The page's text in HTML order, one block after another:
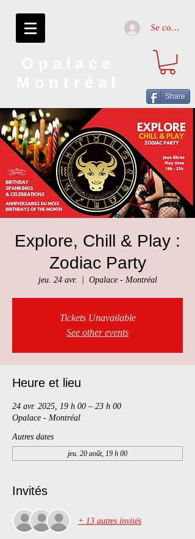
Se connecter
Share
Explore, Chill & Play :
Zodiac Party
jeu. 24 avr. Opalace - Montréal
Tickets Unavailable
See other events
Heure et lieu
24 avr. 2025, 19 h 00 – 23 h 00
Opalace - Montréal
Autres dates
jeu. 20 août, 19 h 00
Invités
+ 13 autres invités